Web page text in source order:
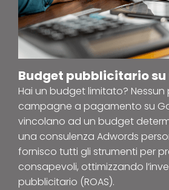
Budget pubblicitario
Hai un budget limitato? Nessun
campagne a pagamento su
vincolano ad un budget
una consulenza Adwords
fornisco tutti gli strumenti per
consapevoli, ottimizzando
pubblicitario (ROAS).